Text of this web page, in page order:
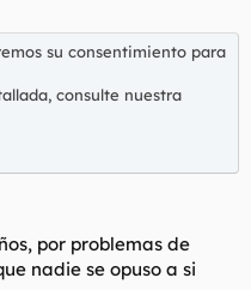
su consentimiento para
consulte nuestra
por problemas de
nadie se opuso a si